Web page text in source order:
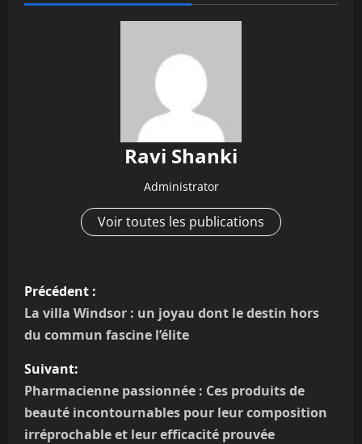
Ravi Shanki
Administrator
Voir toutes les publications
N
a
i
g
Précédent :
La villa Windsor : un joyau dont le destin hors
du commun fascine l’élite
Suivant:
Pharmacienne passionnée : Ces produits de
beauté incontournables pour leur composition
irréprochable et leur efficacité prouvée